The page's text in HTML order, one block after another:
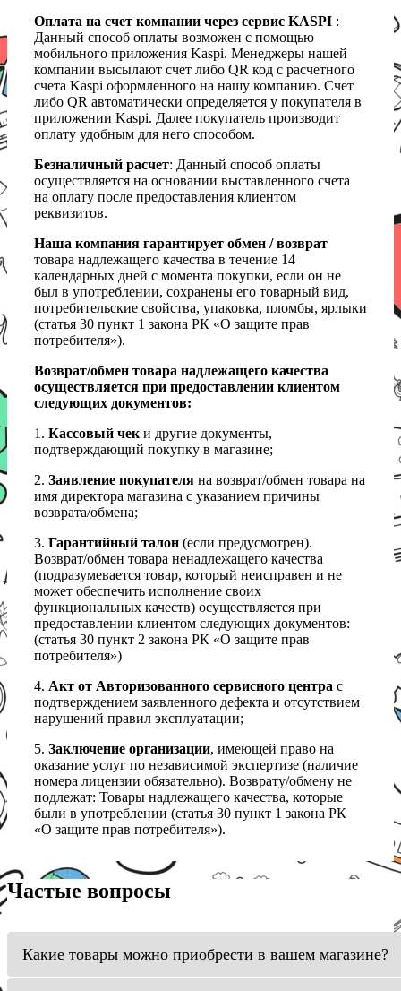
Оплата на счет компании через сервис KASPI :
Данный способ оплаты возможен с помощью
мобильного приложения Kaspi. Менеджеры нашей
компании высылают счет либо QR код с расчетного
счета Kaspi оформленного на нашу компанию. Счет
либо QR автоматически определяется у покупателя в
приложении Kaspi. Далее покупатель производит
оплату удобным для него способом.
Безналичный расчет: Данный способ оплаты
осуществляется на основании выставленного счета
на оплату после предоставления клиентом
реквизитов.
Наша компания гарантирует обмен / возврат
товара надлежащего качества в течение 14
календарных дней с момента покупки, если он не
был в употреблении, сохранены его товарный вид,
потребительские свойства, упаковка, пломбы, ярлыки
(статья 30 пункт 1 закона РК «О защите прав
потребителя»).
Возврат/обмен товара надлежащего качества
осуществляется при предоставлении клиентом
следующих документов:
1. Кассовый чеки другие документы,
подтверждающий покупку в магазине;
2. Заявление покупателя на возврат/обмен товара на
имя директора магазина с указанием причины
возврата/обмена;
3. Гарантийный талон (если предусмотрен).
Возврат/обмен товара ненадлежащего качества
(подразумевается товар, который неисправен и не
может обеспечить исполнение своих
функциональных качеств) осуществляется при
предоставлении клиентом следующих документов:
(статья 30 пункт 2 закона РК «О защите прав
потребителя»)
4. Акт от Авторизованного сервисного центра с
подтверждением заявленного дефекта и отсутствием
нарушений правил эксплуатации;
5. Заключение организации, имеющей право на
оказание услуг по независимой экспертизе (наличие
номера лицензии обязательно). Возврату/обмену не
подлежат: Товары надлежащего качества, которые
были в употреблении (статья 30 пункт 1 закона РК
«О защите прав потребителя»).
Частые вопросы
Какие товары можно приобрести в вашем магазине?